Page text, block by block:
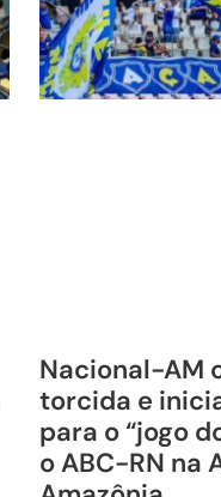
Nacional-AM
torcida e
para o “jogo
o ABC-RN na